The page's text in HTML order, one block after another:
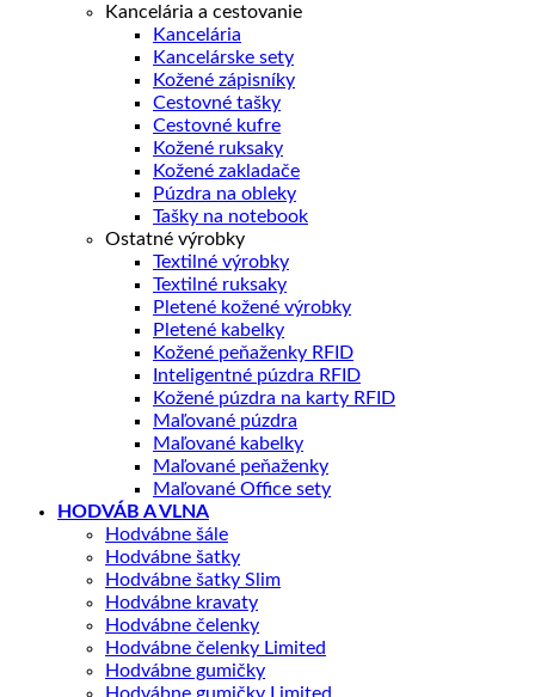
Kancelária a cestovanie
Kancelária
Kancelárske sety
Kožené zápisníky
Cestovné tašky
Cestovné kufre
Kožené ruksaky
Kožené zakladače
Púzdra na obleky
Tašky na notebook
Ostatné výrobky
Textilné výrobky
Textilné ruksaky
Pletené kožené výrobky
Pletené kabelky
Kožené peňaženky RFID
Inteligentné púzdra RFID
Kožené púzdra na karty RFID
Maľované púzdra
Maľované kabelky
Maľované peňaženky
Maľované Office sety
HODVÁB A VLNA
Hodvábne šále
Hodvábne šatky
Hodvábne šatky Slim
Hodvábne kravaty
Hodvábne čelenky
Hodvábne čelenky Limited
Hodvábne gumičky
Hodvábne gumičky Limited